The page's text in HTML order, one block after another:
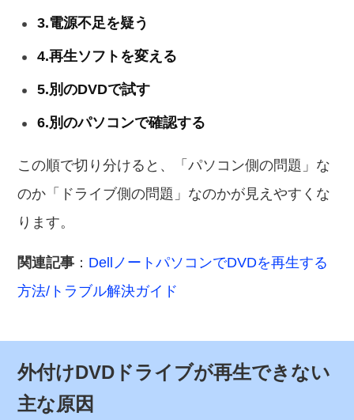
3.電源不足を疑う
4.再生ソフトを変える
5.別のDVDで試す
6.別のパソコンで確認する
この順で切り分けると、「パソコン側の問題」な
のか「ドライブ側の問題」なのかが見えやすくな
ります。
関連記事 ： DellノートパソコンでDVDを再生する
方法/トラブル解決ガイド
外付けDVDドライブが再生できない
主な原因